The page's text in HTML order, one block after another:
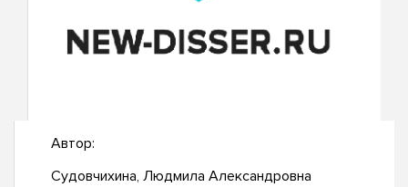
Автор:
Судовчихина, Людмила Александровна